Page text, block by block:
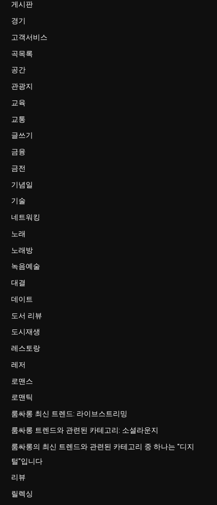
게시판
경기
고객서비스
곡목록
공간
관광지
교육
교통
글쓰기
금융
금전
기념일
기술
네트워킹
노래
노래방
녹음예술
대결
데이트
도서 리뷰
도시재생
레스토랑
레저
로맨스
로맨틱
룸싸롱 최신 트렌드: 라이브스트리밍
룸싸롱 트렌드와 관련된 카테고리: 소셜라운지
룸싸롱의 최신 트렌드와 관련된 카테고리 중 하나는 "디지
털"입니다
리뷰
릴렉싱